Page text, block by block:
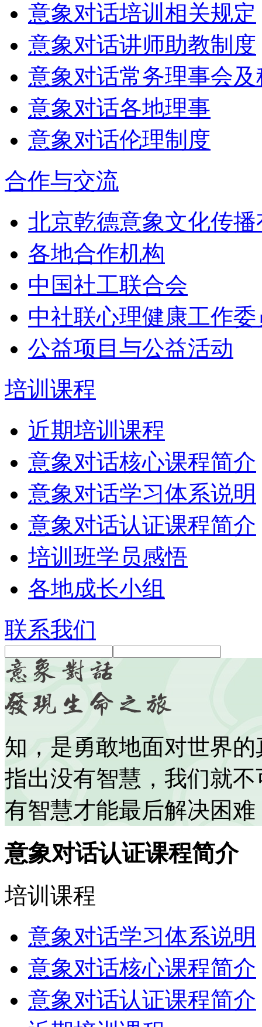
意象对话培训相关规定
意象对话讲师助教制度
意象对话常务理事会
意象对话各地理事
意象对话伦理制度
合作与交流
北京乾德意象文化传
各地合作机构
中国社工联合会
中社联心理健康工作委
公益项目与公益活动
培训课程
近期培训课程
意象对话核心课程简介
意象对话学习体系说明
意象对话认证课程简介
培训班学员感悟
各地成长小组
联系我们
知，是勇敢地面对世界
指出没有智慧，我们就
有智慧才能最后解决困
意象对话认证课程简介
培训课程
意象对话学习体系说明
意象对话核心课程简介
意象对话认证课程简介